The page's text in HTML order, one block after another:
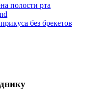
полости рта
без брекетов